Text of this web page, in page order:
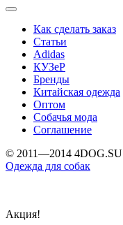
Как сделать заказ
Статьи
Adidas
КУЗеР
Бренды
Китайская одежда
Оптом
Собачья мода
Соглашение
© 2011—2014 4DOG.SU
Одежда для собак
Акция!